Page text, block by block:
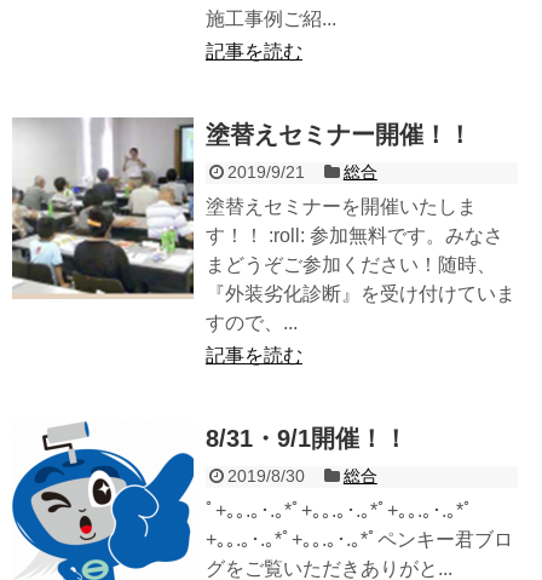
施工事例ご紹...
記事を読む
塗替えセミナー開催！！
2019/9/21 総合
塗替えセミナーを開催いたしま
す！！ :roll: 参加無料です。みなさ
まどうぞご参加ください！随時、
『外装劣化診断』を受け付けていま
すので、...
記事を読む
8/31・9/1開催！！
2019/8/30 総合
ﾟ+｡｡.｡･.｡*ﾟ+｡｡.｡･.｡*ﾟ+｡｡.｡･.｡*ﾟ
+｡｡.｡･.｡*ﾟ+｡｡.｡･.｡*ﾟペンキー君ブロ
グをご覧いただきありがと...